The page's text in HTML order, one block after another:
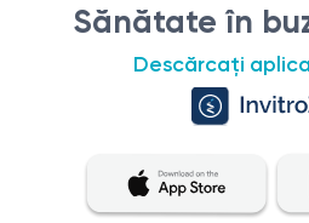
Sănătate în
Descărcați